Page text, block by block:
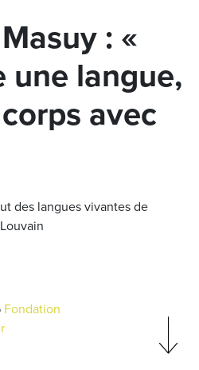
: «
une langue,
avec
des langues vivantes de
Fondation